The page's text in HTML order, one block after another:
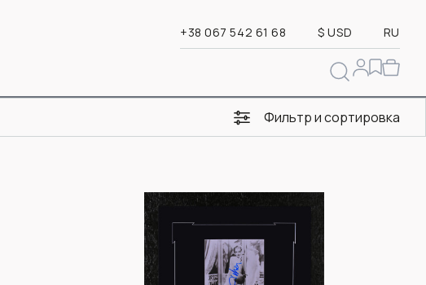
+38 067 542 61 68 $ USD RU
Фильтр и сортировка